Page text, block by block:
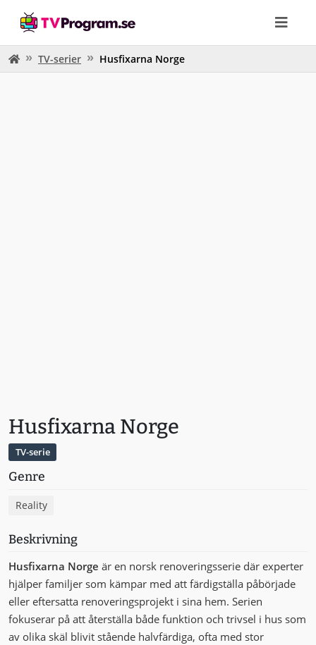
TV-serier Husfixarna Norge
Husfixarna Norge
TV-serie
Genre
Reality
Beskrivning
Husfixarna Norge är en norsk renoveringsserie där experter
hjälper familjer som kämpar med att färdigställa påbörjade
eller eftersatta renoveringsprojekt i sina hem. Serien
fokuserar på att återställa både funktion och trivsel i hus som
av olika skäl blivit stående halvfärdiga, ofta med stor